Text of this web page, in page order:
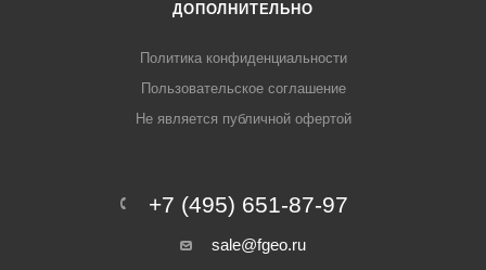
ДОПОЛНИТЕЛЬНО
Политика конфиденциальности
Пользовательское соглашение
Не является публичной офертой
+7 (495) 651-87-97
sale@fgeo.ru